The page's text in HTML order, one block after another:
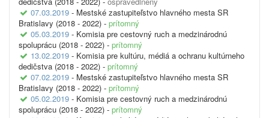
07.03.2019 - Mestské zastupiteľstvo hlavného mesta SR
Bratislavy (2018 - 2022) - prítomný
05.03.2019 - Komisia pre cestovný ruch a medzinárodnú
spoluprácu (2018 - 2022) - prítomný
13.02.2019 - Komisia pre kultúru, médiá a ochranu kultúrneho
dedičstva (2018 - 2022) - prítomný
07.02.2019 - Mestské zastupiteľstvo hlavného mesta SR
Bratislavy (2018 - 2022) - prítomný
05.02.2019 - Komisia pre cestovný ruch a medzinárodnú
spoluprácu (2018 - 2022) - prítomný